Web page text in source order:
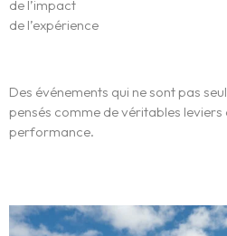
de l’impact
de l’expérience
Des événements qui ne sont pas
pensés comme de véritables
performance.